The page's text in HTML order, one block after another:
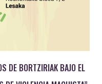
DE BORTZIRIAK BAJO EL